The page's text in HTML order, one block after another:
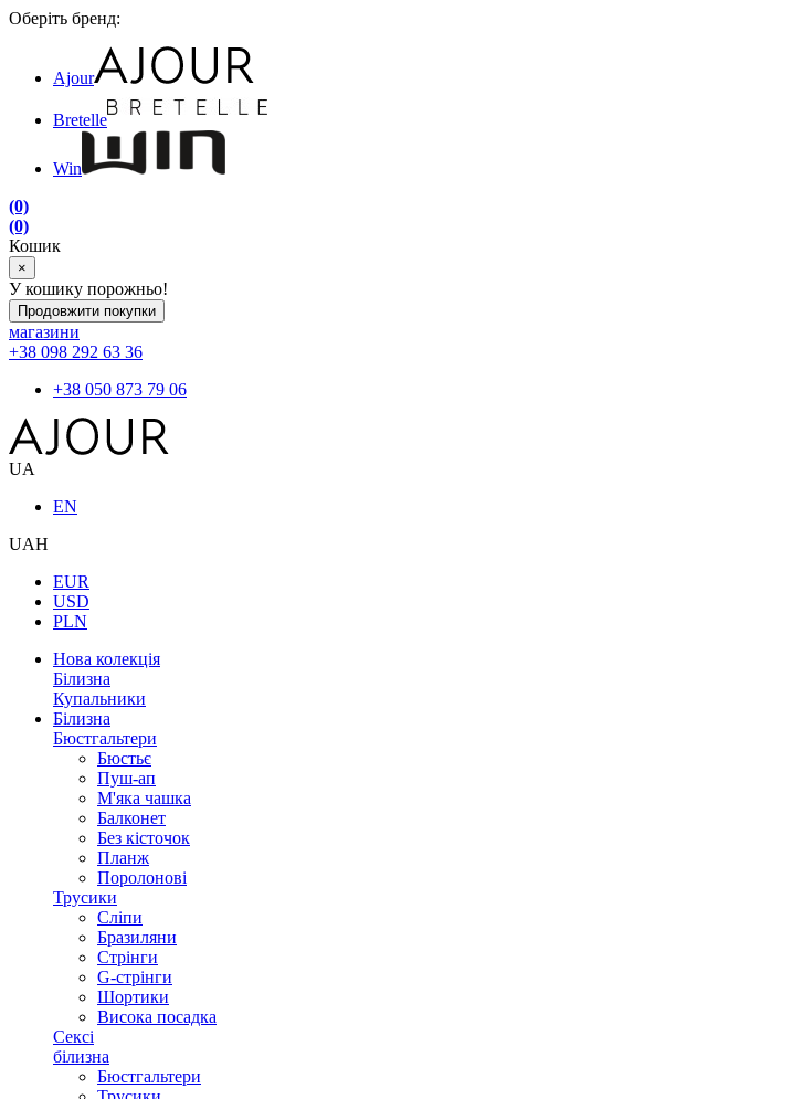
Оберіть бренд:
Ajour
Bretelle
Win
(0)
(0)
Кошик
×
У кошику порожньо!
Продовжити покупки
магазини
+38 098 292 63 36
+38 050 873 79 06
UA
EN
UAH
EUR
USD
PLN
Нова колекція
Білизна
Купальники
Білизна
Бюстгальтери
Бюстьє
Пуш-ап
М'яка чашка
Балконет
Без кісточок
Планж
Поролонові
Трусики
Сліпи
Бразиляни
Стрінги
G-стрінги
Шортики
Висока посадка
Сексі
білизна
Бюстгальтери